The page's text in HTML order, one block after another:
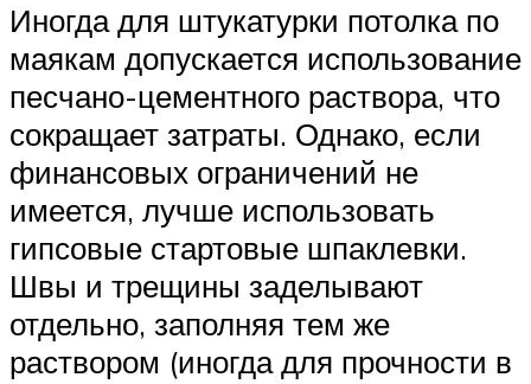
Иногда для штукатурки потолка по
маякам допускается использование
песчано-цементного раствора, что
сокращает затраты. Однако, если
финансовых ограничений не
имеется, лучше использовать
гипсовые стартовые шпаклевки.
Швы и трещины заделывают
отдельно, заполняя тем же
раствором (иногда для прочности в